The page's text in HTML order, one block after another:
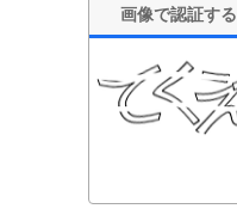
画像で認証する